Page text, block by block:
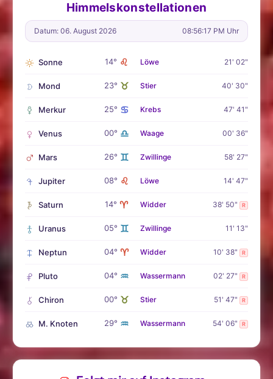
Himmelskonstellationen
Datum: 06. August 2026 08:56:18 PM Uhr
Sonne 14° ♌ Löwe 21' 02"
Mond 23° ♉ Stier 40' 30"
Merkur 25° ♋ Krebs 47' 41"
Venus 00° ♎ Waage 00' 36"
Mars 26° ♊ Zwillinge 58' 27"
Jupiter 08° ♌ Löwe 14' 47"
Saturn 14° ♈ Widder 38' 50" R
Uranus 05° ♊ Zwillinge 11' 13"
Neptun 04° ♈ Widder 10' 38" R
Pluto 04° ♒ Wassermann 02' 27" R
Chiron 00° ♉ Stier 51' 47" R
M. Knoten 29° ♒ Wassermann 54' 06" R